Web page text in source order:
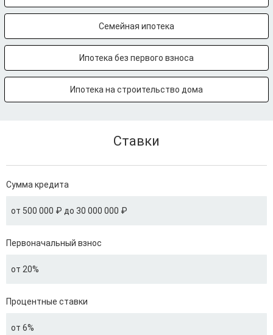
Семейная ипотека
Ипотека без первого взноса
Ипотека на строительство дома
Ставки
Сумма кредита
от 500 000 ₽ до 30 000 000 ₽
Первоначальный взнос
от 20%
Процентные ставки
от 6%